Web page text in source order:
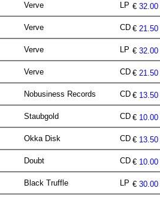
Verve LP € 32.00
Verve CD € 21.50
Verve LP € 32.00
Verve CD € 21.50
Nobusiness Records CD € 13.50
Staubgold CD € 10.00
Okka Disk CD € 13.50
Doubt CD € 10.00
Black Truffle LP € 30.00